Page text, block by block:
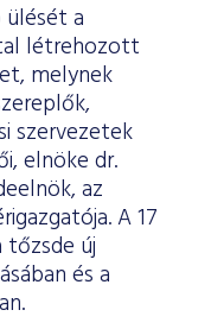
a
létrehozott
melynek
szervezetek
elnöke dr.
az
A 17
új
és a